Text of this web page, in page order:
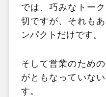
では、巧みなトー
切ですが、それも
ンパクトだけです。
そして営業のため
がともなっていな
す。